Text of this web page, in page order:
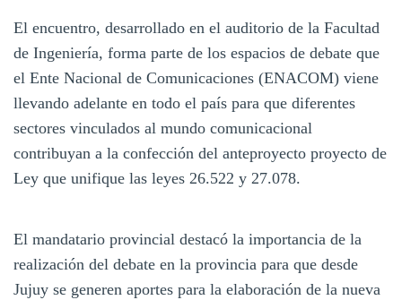
El encuentro, desarrollado en el auditorio de la Facultad
de Ingeniería, forma parte de los espacios de debate que
el Ente Nacional de Comunicaciones (ENACOM) viene
llevando adelante en todo el país para que diferentes
sectores vinculados al mundo comunicacional
contribuyan a la confección del anteproyecto proyecto de
Ley que unifique las leyes 26.522 y 27.078.
El mandatario provincial destacó la importancia de la
realización del debate en la provincia para que desde
Jujuy se generen aportes para la elaboración de la nueva